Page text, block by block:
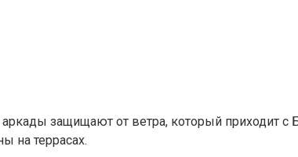
защищают от ветра, который приходит с
на террасах.